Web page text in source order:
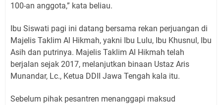
100-an anggota,” kata beliau.
Ibu Siswati pagi ini datang bersama rekan perjuangan di
Majelis Taklim Al Hikmah, yakni Ibu Lulu, Ibu Khusnul, Ibu
Asih dan putrinya. Majelis Taklim Al Hikmah telah
berjalan sejak 2017, melanjutkan binaan Ustaz Aris
Munandar, Lc., Ketua DDII Jawa Tengah kala itu.
Sebelum pihak pesantren menanggapi maksud